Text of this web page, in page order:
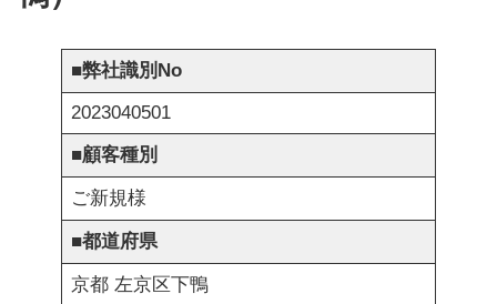
■弊社識別No
2023040501
■顧客種別
ご新規様
■都道府県
京都 左京区下鴨